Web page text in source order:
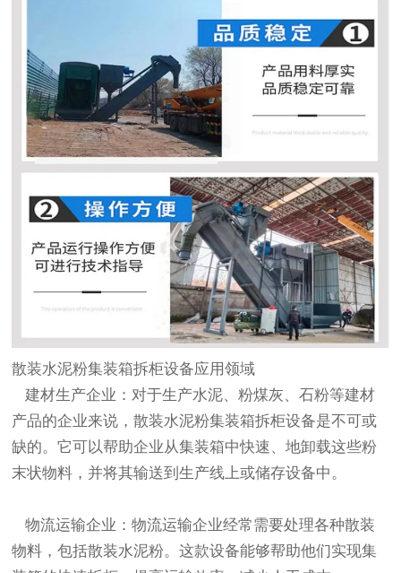
散装水泥粉集装箱拆柜设备应用领域
建材生产企业：对于生产水泥、粉煤灰、石粉等建材
产品的企业来说，散装水泥粉集装箱拆柜设备是不可或
缺的。它可以帮助企业从集装箱中快速、地卸载这些粉
末状物料，并将其输送到生产线上或储存设备中。
物流运输企业：物流运输企业经常需要处理各种散装
物料，包括散装水泥粉。这款设备能够帮助他们实现集